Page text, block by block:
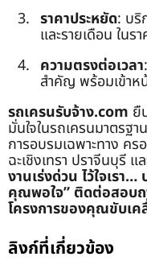
ราคาประหยัด: บริ
และรายเดือน ในร
ความตรงต่อเวลา
สำคัญ พร้อมเข้าห
รถเครนรับจ้าง.com ยื
มั่นใจในรถเครนมาตร
การอบรมเฉพาะทาง ค
ฉะเชิงเทรา ปราจีนบุรี แ
งานเร่งด่วน ไว้ใจเรา
คุณพอใจ” ติดต่อสอบถ
โครงการของคุณขับเค
ลิงก์ที่เกี่ยวข้อง